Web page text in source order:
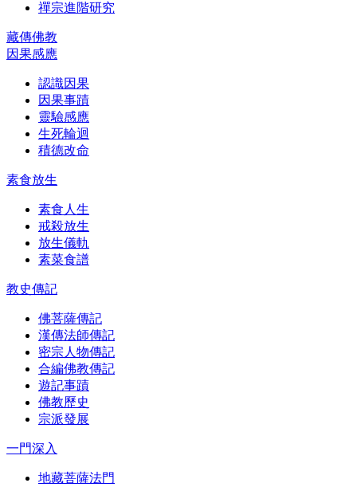
禪宗進階研究
藏傳佛教
因果感應
認識因果
因果事蹟
靈驗感應
生死輪迴
積德改命
素食放生
素食人生
戒殺放生
放生儀軌
素菜食譜
教史傳記
佛菩薩傳記
漢傳法師傳記
密宗人物傳記
合編佛教傳記
遊記事蹟
佛教歷史
宗派發展
一門深入
地藏菩薩法門